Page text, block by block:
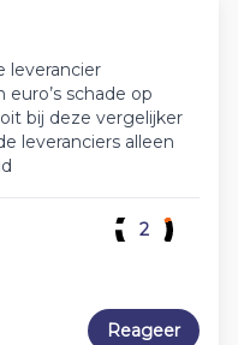
leverancier
schade op
bij deze vergelijker
leveranciers alleen
2
Reageer